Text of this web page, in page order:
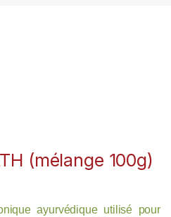
(mélange 100g)
ayurvédique utilisé pour